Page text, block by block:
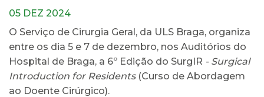
05 DEZ 2024
O Serviço de Cirurgia Geral, da ULS Braga, organiza
entre os dia 5 e 7 de dezembro, nos Auditórios do
Hospital de Braga, a 6º Edição do SurgIR - Surgical
Introduction for Residents(Curso de Abordagem
ao Doente Cirúrgico).